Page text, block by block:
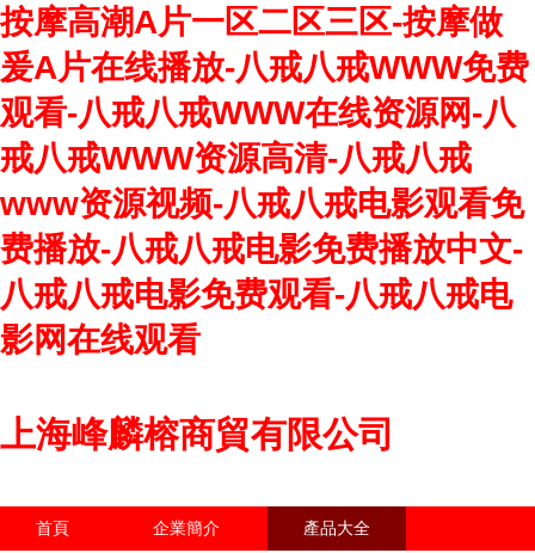
按摩高潮A片一区二区三区-按摩做
爰A片在线播放-八戒八戒WWW免费
观看-八戒八戒WWW在线资源网-八
戒八戒WWW资源高清-八戒八戒
www资源视频-八戒八戒电影观看免
费播放-八戒八戒电影免费播放中文-
八戒八戒电影免费观看-八戒八戒电
影网在线观看
上海峰麟榕商貿有限公司
首頁 企業簡介 產品大全